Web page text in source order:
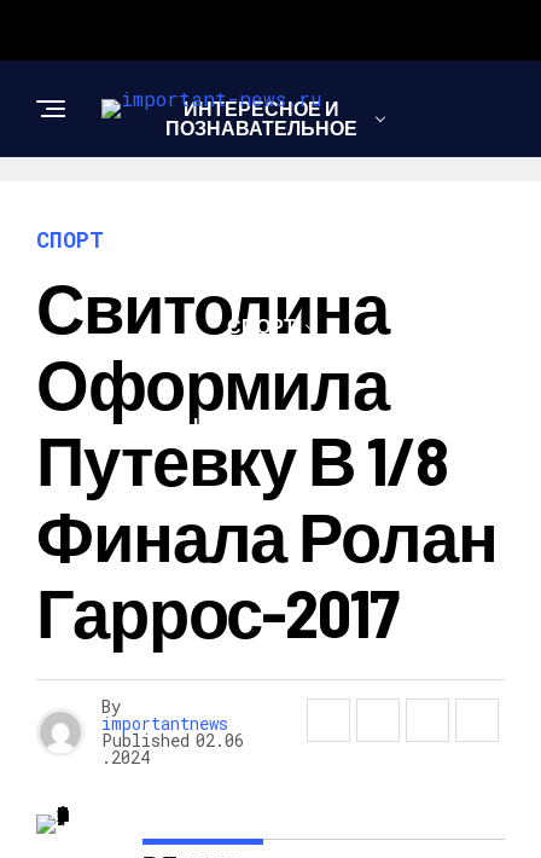
ИНТЕРЕСНОЕ И
ПОЗНАВАТЕЛЬНОЕ
СПОРТ
ШОУ-БИЗНЕС
СПОРТ
Свитолина
Оформила
Путевку В 1/8
Финала Ролан
Гаррос-2017
By
importantnews
Published 02.06
.2024